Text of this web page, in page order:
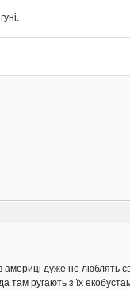
дуже не люблять
ругають з їх